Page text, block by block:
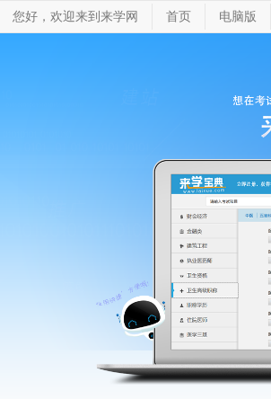
您好，欢迎来到来学网 首页 电脑版